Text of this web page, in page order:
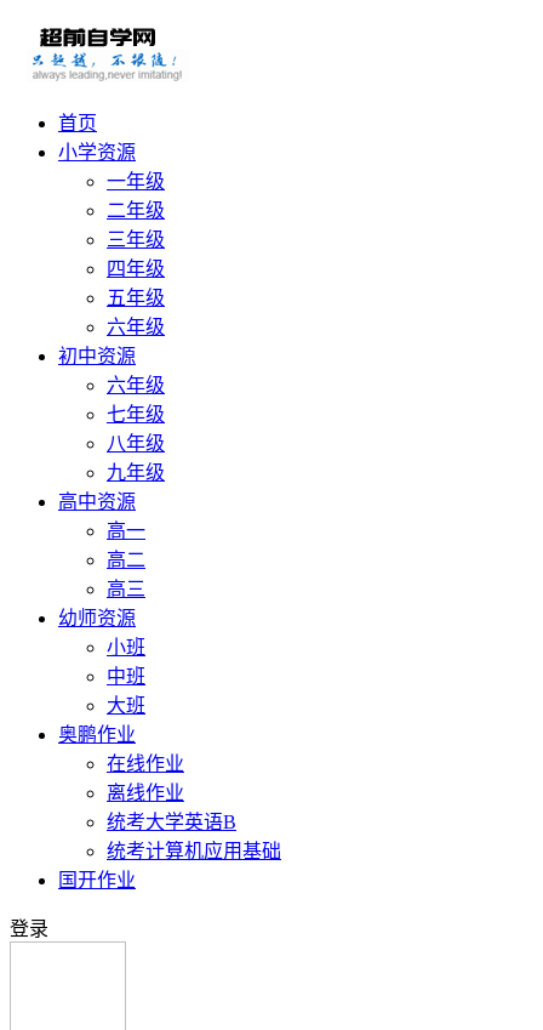
首页
小学资源
一年级
二年级
三年级
四年级
五年级
六年级
初中资源
六年级
七年级
八年级
九年级
高中资源
高一
高二
高三
幼师资源
小班
中班
大班
奥鹏作业
在线作业
离线作业
统考大学英语B
统考计算机应用基础
国开作业
登录